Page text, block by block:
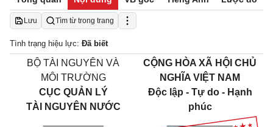
Lưu Tìm từ trong trang
Tình trạng hiệu lực: Đã biết
BỘ TÀI NGUYÊN VÀ
MÔI TRƯỜNG
CỤC QUẢN LÝ
TÀI NGUYÊN NƯỚC
CỘNG HÒA XÃ HỘI CHỦ
NGHĨA VIỆT NAM
Độc lập - Tự do - Hạnh
phúc
____________